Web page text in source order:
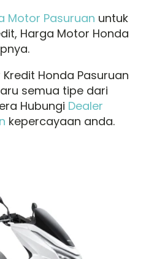
Motor Pasuruan untuk
Harga Motor Honda
Honda Pasuruan
semua tipe dari
Hubungi Dealer
kepercayaan anda.